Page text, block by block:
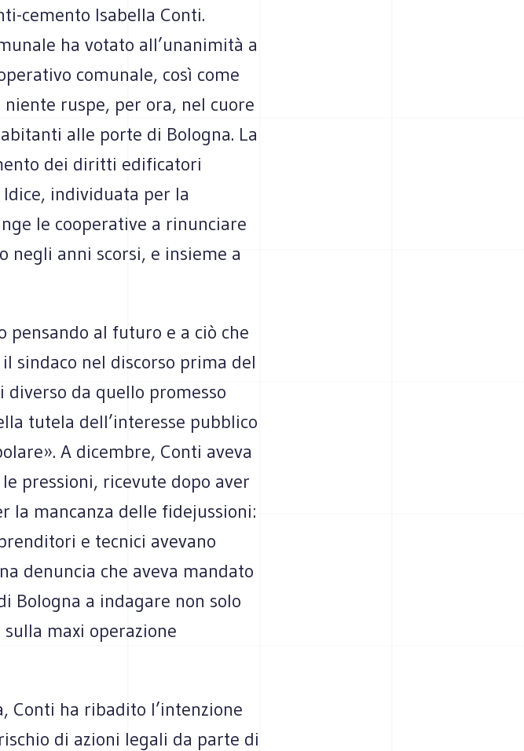
cemento Isabella Conti.
ha votato all’unanimità a
comunale, così come
ruspe, per ora, nel cuore
alle porte di Bologna. La
dei diritti edificatori
individuata per la
le cooperative a rinunciare
negli anni scorsi, e insieme a
al futuro e a ciò che
sindaco nel discorso prima del
da quello promesso
tutela dell’interesse pubblico
A dicembre, Conti aveva
pressioni, ricevute dopo aver
la mancanza delle fidejussioni:
e tecnici avevano
denuncia che aveva mandato
Bologna a indagare non solo
maxi operazione
Conti ha ribadito l’intenzione
di azioni legali da parte di